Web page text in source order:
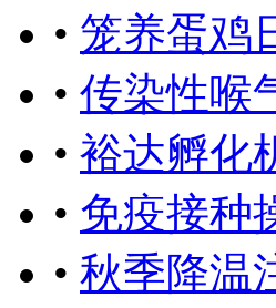
• 笼养蛋鸡
• 传染性喉
• 裕达孵化
• 免疫接种
• 秋季降温